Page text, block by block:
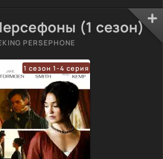
(1 сезон)
PERSEPHONE
1 сезон 1-4 серия